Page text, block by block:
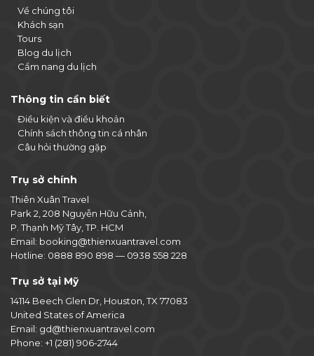
Về chúng tôi
Khách sạn
Tours
Blog du lịch
Cẩm nang du lịch
Thông tin cần biết
Điều kiện và điều khoản
Chính sách thông tin cá nhân
Câu hỏi thường gặp
Trụ sở chính
Thiên Xuân Travel
Park 2, 208 Nguyễn Hữu Cảnh,
P. Thạnh Mỹ Tây, TP. HCM
Email: booking@thienxuantravel.com
Hotline: 0888 890 898 — 0938 558 228
Trụ sở tại Mỹ
14114 Beech Glen Dr, Houston, TX 77083
United States of America
Email: gd@thienxuantravel.com
Phone: +1 (281) 906-2744